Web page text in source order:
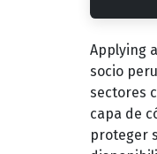
Applying
socio
sectores
capa de
proteger